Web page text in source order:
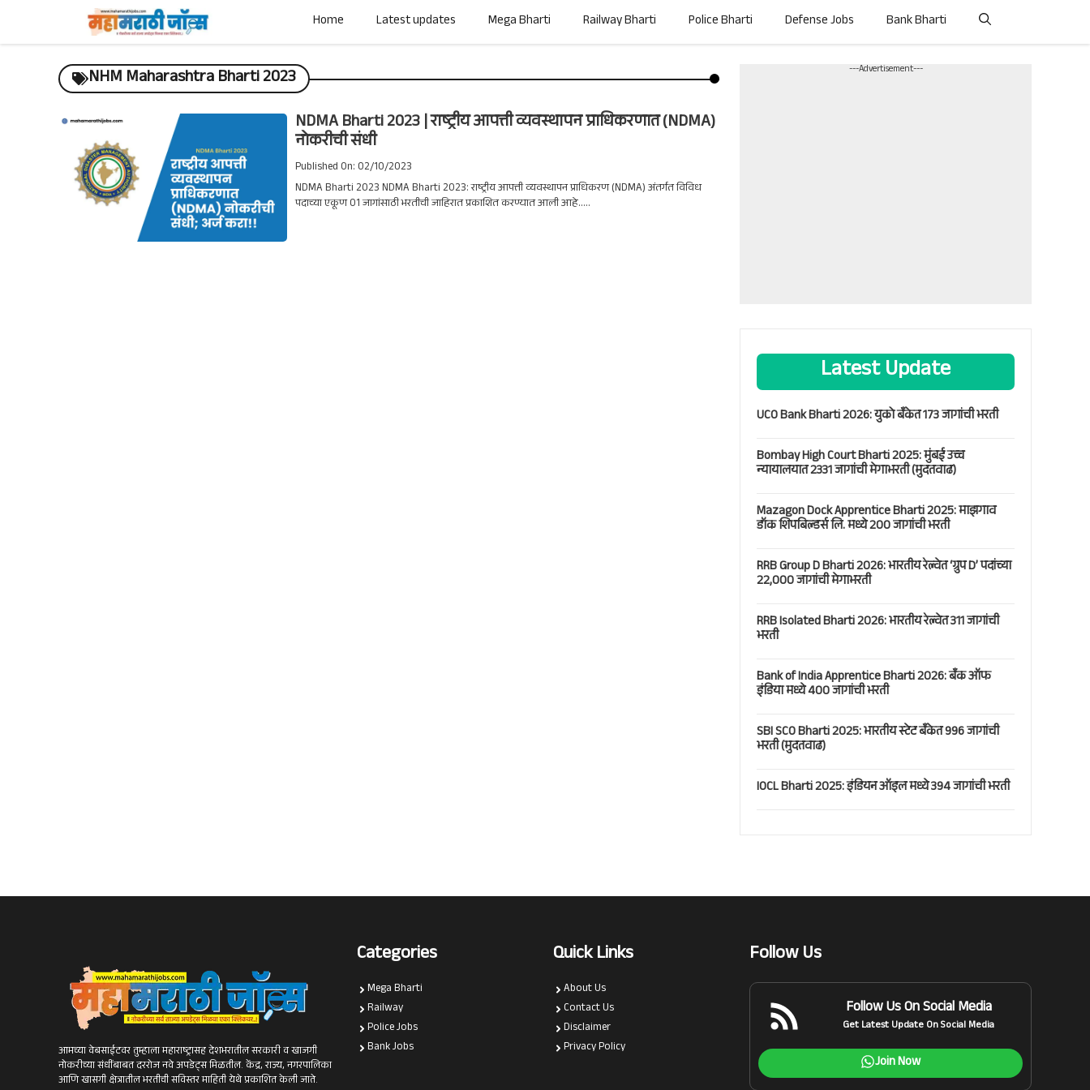
content
Home Latest updates Mega Bharti Railway Bharti Police Bharti Defense Jobs Bank Bharti
NHM Maharashtra Bharti 2023
NDMA Bharti 2023 | राष्ट्रीय आपत्ती व्यवस्थापन प्राधिकरणात (NDMA)
नोकरीची संधी
Published On: 02/10/2023
NDMA Bharti 2023 NDMA Bharti 2023: राष्ट्रीय आपत्ती व्यवस्थापन प्राधिकरण (NDMA) अंतर्गत विविध
पदाच्या एकूण 01 जागांसाठी भरतीची जाहिरात प्रकाशित करण्यात आली आहे.....
---Advertisement---
Latest Update
UCO Bank Bharti 2026: युको बँकेत 173 जागांची भरती
Bombay High Court Bharti 2025: मुंबई उच्च
न्यायालयात 2331 जागांची मेगाभरती (मुदतवाढ)
Mazagon Dock Apprentice Bharti 2025: माझगाव
डॉक शिपबिल्डर्स लि. मध्ये 200 जागांची भरती
RRB Group D Bharti 2026: भारतीय रेल्वेत ‘ग्रुप D’ पदांच्या
22,000 जागांची मेगाभरती
RRB Isolated Bharti 2026: भारतीय रेल्वेत 311 जागांची
भरती
Bank of India Apprentice Bharti 2026: बँक ऑफ
इंडिया मध्ये 400 जागांची भरती
SBI SCO Bharti 2025: भारतीय स्टेट बँकेत 996 जागांची
भरती (मुदतवाढ)
IOCL Bharti 2025: इंडियन ऑइल मध्ये 394 जागांची भरती
आमच्या वेबसाईटवर तुम्हाला महाराष्ट्रासह देशभरातील सरकारी व खाजगी
नोकरीच्या संधींबाबत दररोज नवे अपडेट्स मिळतील. केंद्र, राज्य, नगरपालिका
आणि खासगी क्षेत्रातील भरतीची सविस्तर माहिती येथे प्रकाशित केली जाते.
Categories
Mega Bharti
Railway
Police Jobs
Bank Jobs
Quick Links
About Us
Contact Us
Disclaimer
Privacy Policy
Follow Us
Follow Us On Social Media
Get Latest Update On Social Media
Join Now